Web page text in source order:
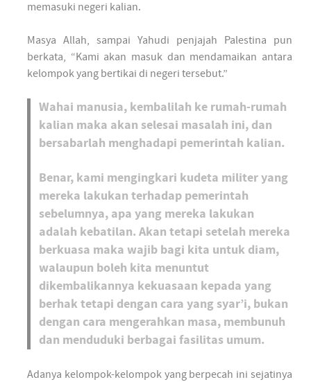
memasuki negeri kalian.
Masya Allah, sampai Yahudi penjajah Palestina pun
berkata, “Kami akan masuk dan mendamaikan antara
kelompok yang bertikai di negeri tersebut.”
Wahai manusia, kembalilah ke rumah-rumah
kalian maka akan selesai masalah ini, dan
bersabarlah menghadapi pemerintah kalian.
Benar, kami mengingkari kudeta militer yang
mereka lakukan terhadap pemerintah
sebelumnya, apa yang mereka lakukan
adalah kebatilan. Akan tetapi setelah mereka
berkuasa maka wajib bagi kita untuk diam,
walaupun boleh kita menuntut
dikembalikannya kekuasaan kepada yang
berhak tetapi dengan cara yang syar’i, bukan
dengan cara mengerahkan masa, membunuh
dan menduduki berbagai fasilitas umum.
Adanya kelompok-kelompok yang berpecah ini sejatinya